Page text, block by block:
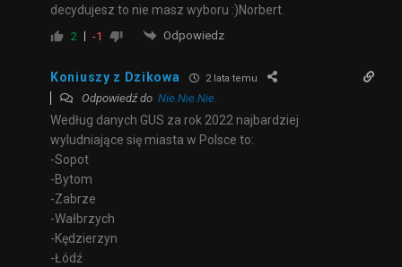
decydujesz to nie masz wyboru :)Norbert.
2 -1 Odpowiedz
Koniuszy z Dzikowa 2 lata temu
Odpowiedź do Nie.Nie.Nie.
Według danych GUS za rok 2022 najbardziej
wyludniające się miasta w Polsce to:
-Sopot
-Bytom
-Zabrze
-Wałbrzych
-Kędzierzyn
-Łódź